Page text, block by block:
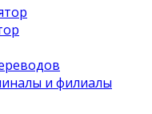
и филиалы